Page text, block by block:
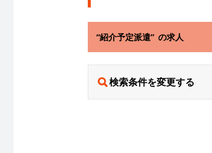
“紹介予定派遣” の求人
検索条件を変更する